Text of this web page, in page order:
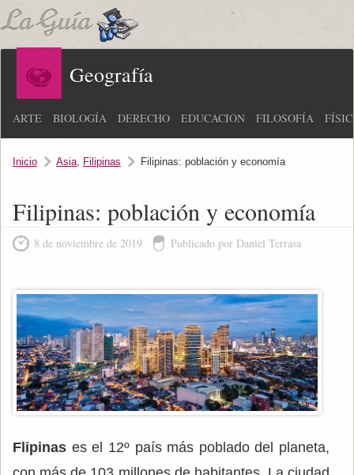
Geografía
ARTE BIOLOGÍA DERECHO EDUCACIÓN FILOSOFÍA
Inicio Asia, Filipinas Filipinas: población y economía
Filipinas: población y economía
8 de noviembre de 2019 Publicado por Daniel Terrasa
Flipinas es el 12º país más poblado del planeta,